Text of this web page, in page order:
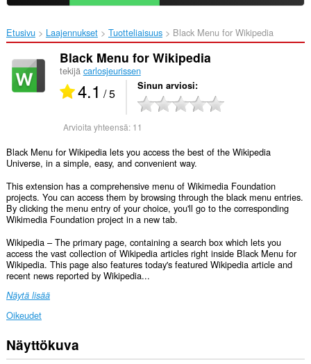
Etusivu Laajennukset Tuotteliaisuus Black Menu for Wikipedia‎
Black Menu for Wikipedia
tekijä carlosjeurissen
4.1 / 5 Sinun arviosi
Arvioita yhteensä: 11
Black Menu for Wikipedia lets you access the best of the Wikipedia
Universe, in a simple, easy, and convenient way.
This extension has a comprehensive menu of Wikimedia Foundation
projects. You can access them by browsing through the black menu entries.
By clicking the menu entry of your choice, you'll go to the corresponding
Wikimedia Foundation project in a new tab.
Wikipedia – The primary page, containing a search box which lets you
access the vast collection of Wikipedia articles right inside Black Menu for
Wikipedia. This page also features today's featured Wikipedia article and
recent news reported by Wikipedia...
Näytä lisää
Oikeudet
Laajennuksella
on
Näyttökuva